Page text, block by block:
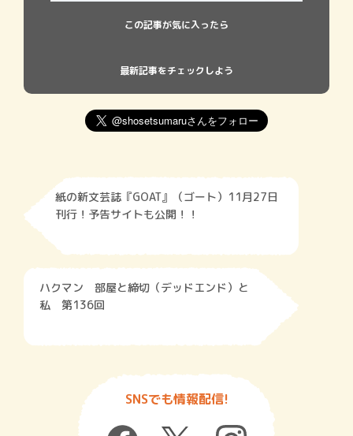
通いを日課とする筆者が敬愛する、気
この記事が気に入ったら
最新記事をチェックしよう
紙の新文芸誌『GOAT』（ゴート）11月27日
刊行！予告サイトも公開！！
ハクマン 部屋と締切（デッドエンド）と
私 第136回
SNSでも情報配信!